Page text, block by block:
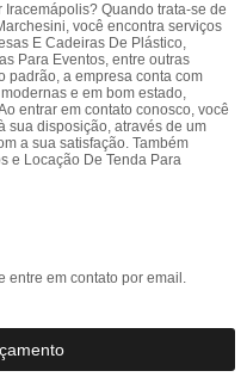
Quando trata-se de
você encontra serviços
E Cadeiras De Plástico,
Para Eventos, entre outras
padrão, a empresa conta com
e em bom estado,
entrar em contato conosco, você
sua disposição, através de um
a sua satisfação. Também
e Locação De Tenda Para
entre em contato por email.